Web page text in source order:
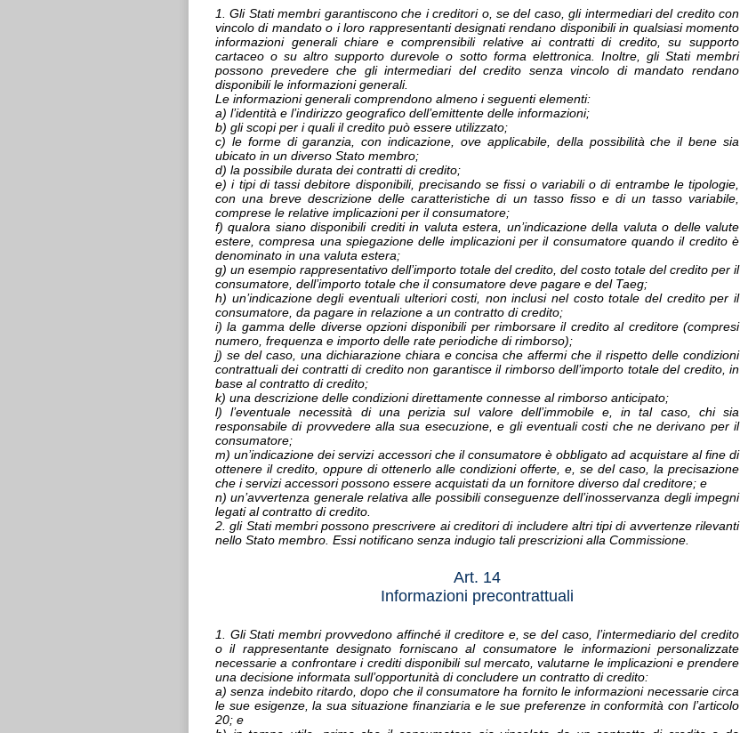
1. Gli Stati membri garantiscono che i creditori o, se del caso, gli intermediari del credito con
vincolo di mandato o i loro rappresentanti designati rendano disponibili in qualsiasi momento
informazioni generali chiare e comprensibili relative ai contratti di credito, su supporto
cartaceo o su altro supporto durevole o sotto forma elettronica. Inoltre, gli Stati membri
possono prevedere che gli intermediari del credito senza vincolo di mandato rendano
disponibili le informazioni generali.
Le informazioni generali comprendono almeno i seguenti elementi:
a) l’identità e l’indirizzo geografico dell’emittente delle informazioni;
b) gli scopi per i quali il credito può essere utilizzato;
c) le forme di garanzia, con indicazione, ove applicabile, della possibilità che il bene sia
ubicato in un diverso Stato membro;
d) la possibile durata dei contratti di credito;
e) i tipi di tassi debitore disponibili, precisando se fissi o variabili o di entrambe le tipologie,
con una breve descrizione delle caratteristiche di un tasso fisso e di un tasso variabile,
comprese le relative implicazioni per il consumatore;
f) qualora siano disponibili crediti in valuta estera, un’indicazione della valuta o delle valute
estere, compresa una spiegazione delle implicazioni per il consumatore quando il credito è
denominato in una valuta estera;
g) un esempio rappresentativo dell’importo totale del credito, del costo totale del credito per il
consumatore, dell’importo totale che il consumatore deve pagare e del Taeg;
h) un’indicazione degli eventuali ulteriori costi, non inclusi nel costo totale del credito per il
consumatore, da pagare in relazione a un contratto di credito;
i) la gamma delle diverse opzioni disponibili per rimborsare il credito al creditore (compresi
numero, frequenza e importo delle rate periodiche di rimborso);
j) se del caso, una dichiarazione chiara e concisa che affermi che il rispetto delle condizioni
contrattuali dei contratti di credito non garantisce il rimborso dell’importo totale del credito, in
base al contratto di credito;
k) una descrizione delle condizioni direttamente connesse al rimborso anticipato;
l) l’eventuale necessità di una perizia sul valore dell’immobile e, in tal caso, chi sia
responsabile di provvedere alla sua esecuzione, e gli eventuali costi che ne derivano per il
consumatore;
m) un’indicazione dei servizi accessori che il consumatore è obbligato ad acquistare al fine di
ottenere il credito, oppure di ottenerlo alle condizioni offerte, e, se del caso, la precisazione
che i servizi accessori possono essere acquistati da un fornitore diverso dal creditore; e
n) un’avvertenza generale relativa alle possibili conseguenze dell’inosservanza degli impegni
legati al contratto di credito.
2. gli Stati membri possono prescrivere ai creditori di includere altri tipi di avvertenze rilevanti
nello Stato membro. Essi notificano senza indugio tali prescrizioni alla Commissione.
Art. 14
Informazioni precontrattuali
1. Gli Stati membri provvedono affinché il creditore e, se del caso, l’intermediario del credito
o il rappresentante designato forniscano al consumatore le informazioni personalizzate
necessarie a confrontare i crediti disponibili sul mercato, valutarne le implicazioni e prendere
una decisione informata sull’opportunità di concludere un contratto di credito:
a) senza indebito ritardo, dopo che il consumatore ha fornito le informazioni necessarie circa
le sue esigenze, la sua situazione finanziaria e le sue preferenze in conformità con l’articolo
20; e